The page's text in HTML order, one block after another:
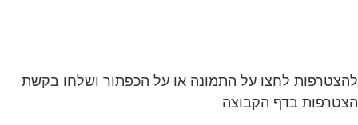
לחצו על התמונה או על הכפתור ושלחו בקשת
בדף הקבוצה